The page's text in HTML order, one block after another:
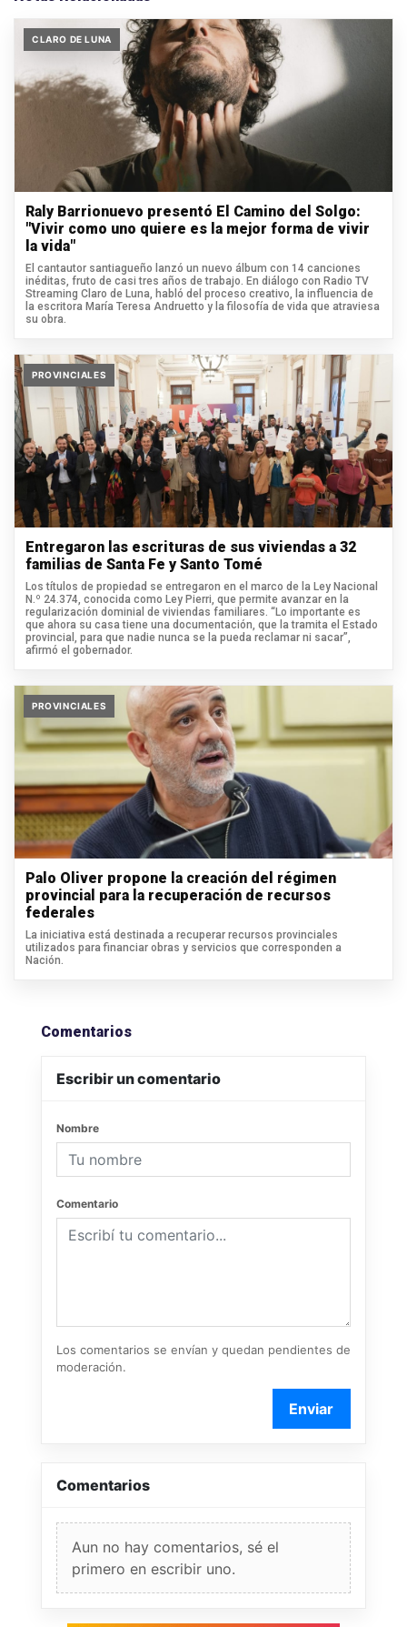
CLARO DE LUNA
Raly Barrionuevo presentó El Camino del Solgo:
"Vivir como uno quiere es la mejor forma de vivir
la vida"
El cantautor santiagueño lanzó un nuevo álbum con 14 canciones
inéditas, fruto de casi tres años de trabajo. En diálogo con Radio TV
Streaming Claro de Luna, habló del proceso creativo, la influencia de
la escritora María Teresa Andruetto y la filosofía de vida que atraviesa
su obra.
PROVINCIALES
Entregaron las escrituras de sus viviendas a 32
familias de Santa Fe y Santo Tomé
Los títulos de propiedad se entregaron en el marco de la Ley Nacional
N.º 24.374, conocida como Ley Pierri, que permite avanzar en la
regularización dominial de viviendas familiares. “Lo importante es
que ahora su casa tiene una documentación, que la tramita el Estado
provincial, para que nadie nunca se la pueda reclamar ni sacar”,
afirmó el gobernador.
PROVINCIALES
Palo Oliver propone la creación del régimen
provincial para la recuperación de recursos
federales
La iniciativa está destinada a recuperar recursos provinciales
utilizados para financiar obras y servicios que corresponden a
Nación.
Comentarios
Escribir un comentario
Nombre
Comentario
Los comentarios se envían y quedan pendientes de
moderación.
Enviar
Comentarios
Aun no hay comentarios, sé el
primero en escribir uno.